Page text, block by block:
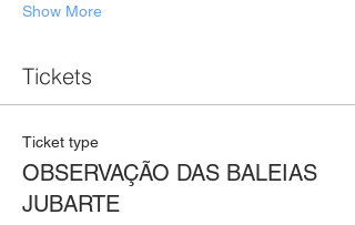
Show More
Tickets
Ticket type
OBSERVAÇÃO DAS BALEIAS
JUBARTE